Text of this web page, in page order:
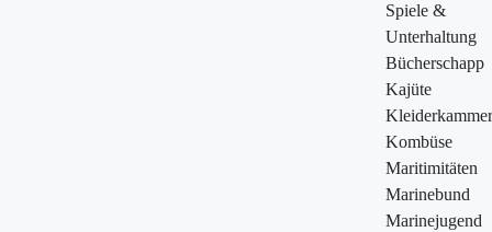
Spiele &
Unterhaltung
Bücherschapp
Kajüte
Kleiderkammer
Kombüse
Maritimitäten
Marinebund
Marinejugend